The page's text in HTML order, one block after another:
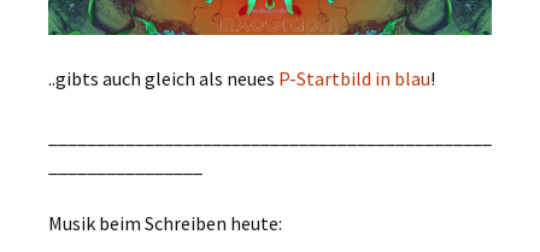
..gibts auch gleich als neues P-Startbild in blau!
Musik beim Schreiben heute: